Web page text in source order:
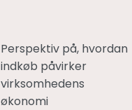
Perspektiv på, hvordan
indkøb påvirker
virksomhedens
økonomi